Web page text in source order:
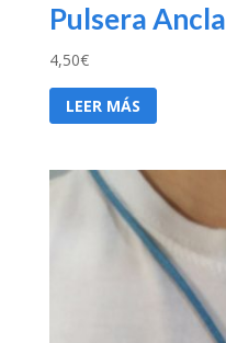
Pulsera Ancla
4,50€
LEER MÁS